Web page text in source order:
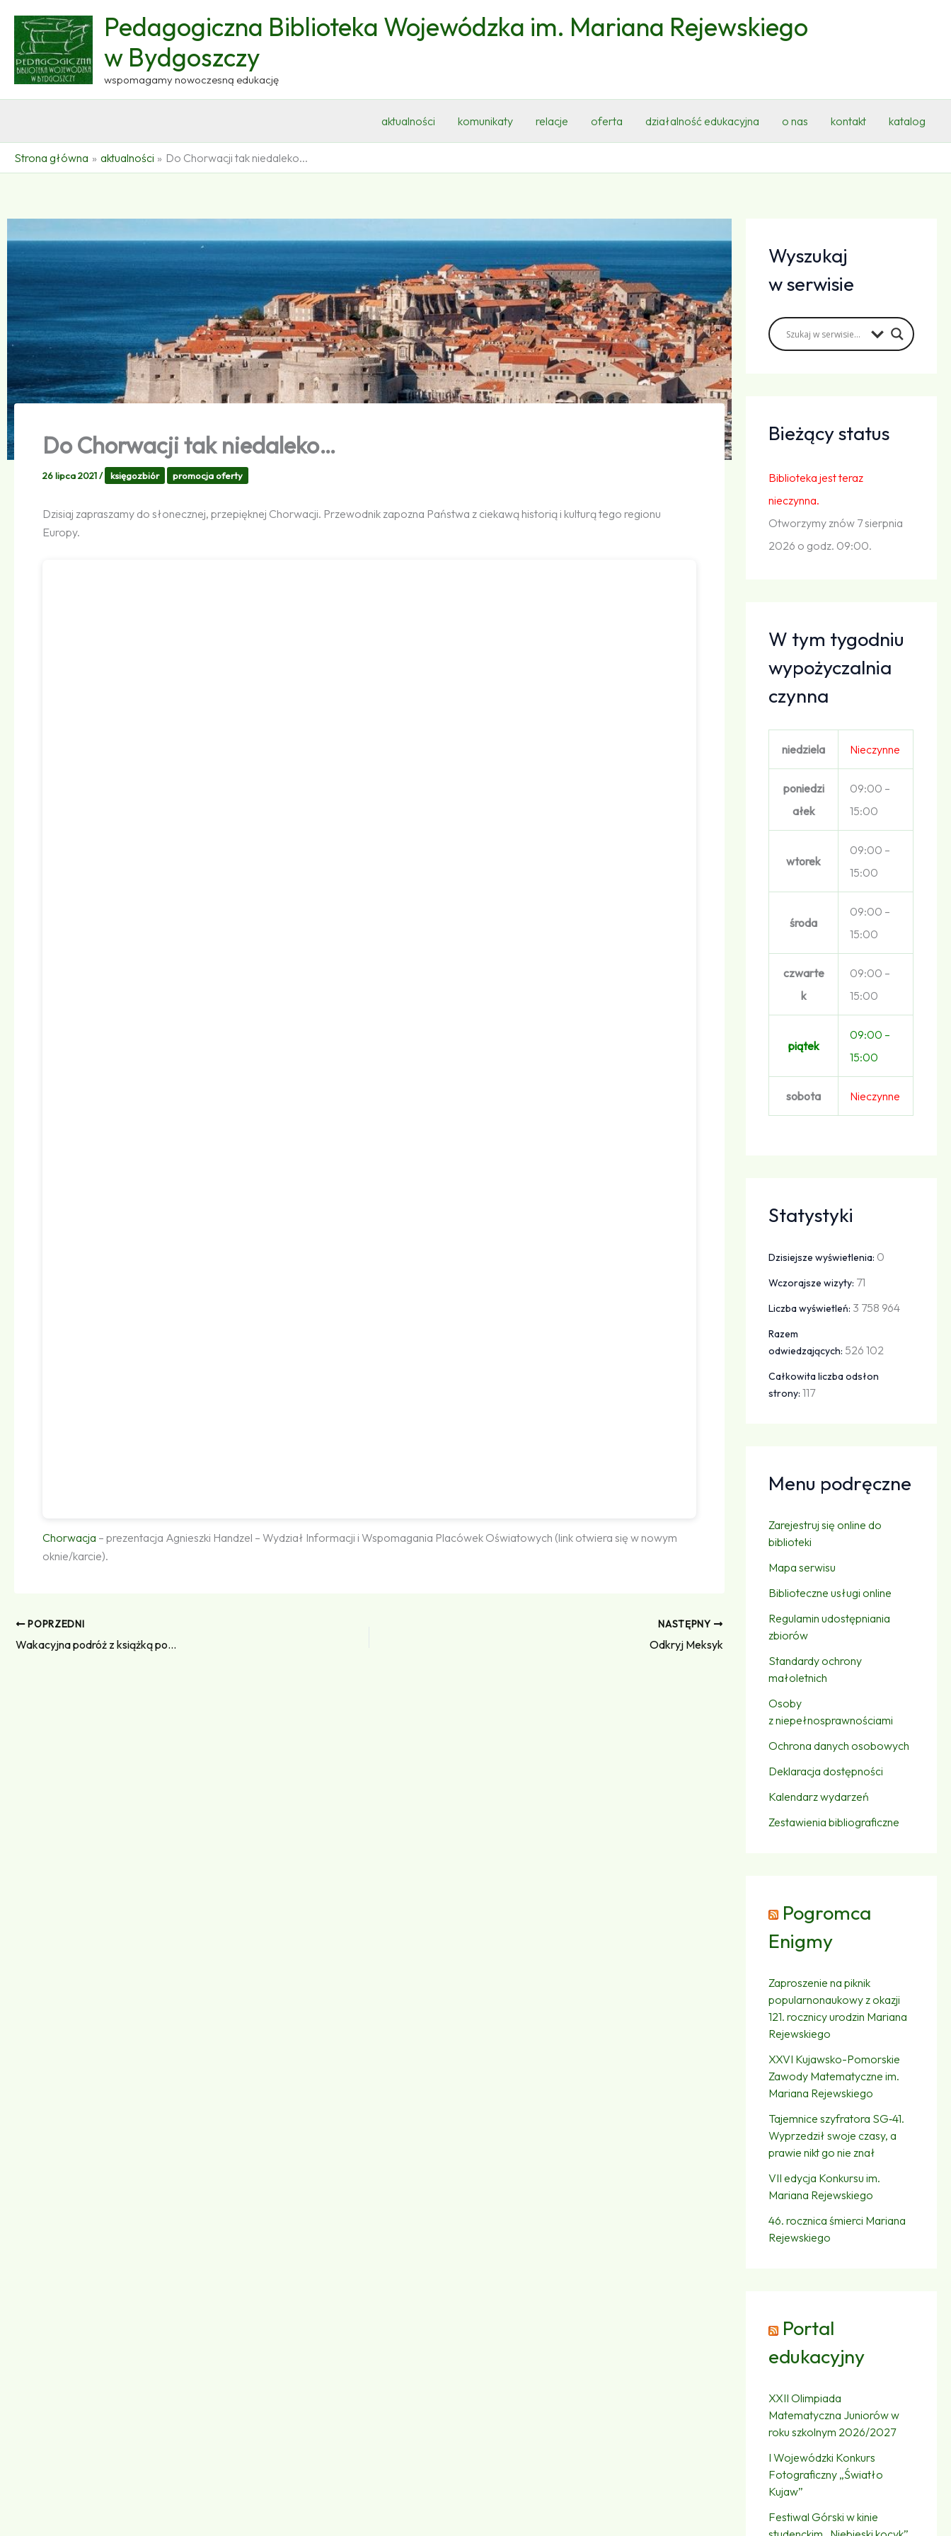
treści
Pedagogiczna Biblioteka Wojewódzka im. Mariana Rejewskiego
w Bydgoszczy
wspomagamy nowoczesną edukację
aktualności komunikaty relacje oferta działalność edukacyjna o nas kontakt katalog
Strona główna aktualności Do Chorwacji tak niedaleko...
Do Chorwacji tak niedaleko…
26 lipca 2021/ księgozbiór promocja oferty
Dzisiaj zapraszamy do słonecznej, przepięknej Chorwacji. Przewodnik zapozna Państwa z ciekawą historią i kulturą tego regionu
Europy.
Chorwacja – prezentacja Agnieszki Handzel – Wydział Informacji i Wspomagania Placówek Oświatowych (link otwiera się w nowym
oknie/karcie).
POPRZEDNI
Wakacyjna podróż z książką po…
NASTĘPNY
Odkryj Meksyk
Wyszukaj
w serwisie
Bieżący status
Biblioteka jest teraz
nieczynna.
Otworzymy znów 7 sierpnia
2026 o godz. 09:00.
W tym tygodniu
wypożyczalnia
czynna
niedziela Nieczynne
poniedzi
ałek
09:00 –
15:00
wtorek
09:00 –
15:00
środa
09:00 –
15:00
czwarte
k
09:00 –
15:00
piątek
09:00 –
15:00
sobota Nieczynne
Statystyki
Dzisiejsze wyświetlenia: 0
Wczorajsze wizyty: 71
Liczba wyświetleń: 3 758 964
Razem
odwiedzających: 526 102
Całkowita liczba odsłon
strony:117
Menu podręczne
Zarejestruj się online do
biblioteki
Mapa serwisu
Biblioteczne usługi online
Regulamin udostępniania
zbiorów
Standardy ochrony
małoletnich
Osoby
z niepełnosprawnościami
Ochrona danych osobowych
Deklaracja dostępności
Kalendarz wydarzeń
Zestawienia bibliograficzne
Pogromca
Enigmy
Zaproszenie na piknik
popularnonaukowy z okazji
121. rocznicy urodzin Mariana
Rejewskiego
XXVI Kujawsko-Pomorskie
Zawody Matematyczne im.
Mariana Rejewskiego
Tajemnice szyfratora SG‑41.
Wyprzedził swoje czasy, a
prawie nikt go nie znał
VII edycja Konkursu im.
Mariana Rejewskiego
46. rocznica śmierci Mariana
Rejewskiego
Portal
edukacyjny
XXII Olimpiada
Matematyczna Juniorów w
roku szkolnym 2026/2027
I Wojewódzki Konkurs
Fotograficzny „Światło
Kujaw”
Festiwal Górski w kinie